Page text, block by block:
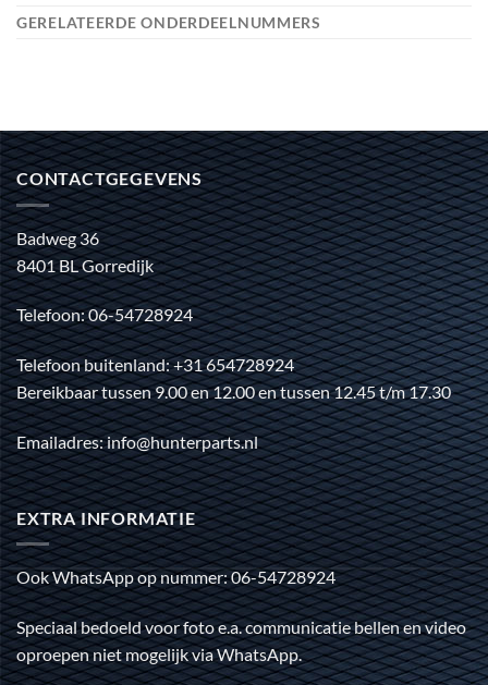
GERELATEERDE ONDERDEELNUMMERS
CONTACTGEGEVENS
Badweg 36
8401 BL Gorredijk
Telefoon: 06-54728924
Telefoon buitenland: +31 654728924
Bereikbaar tussen 9.00 en 12.00 en tussen 12.45 t/m 17.30
Emailadres: info@hunterparts.nl
EXTRA INFORMATIE
Ook WhatsApp op nummer: 06-54728924
Speciaal bedoeld voor foto e.a. communicatie bellen en video
oproepen niet mogelijk via WhatsApp.